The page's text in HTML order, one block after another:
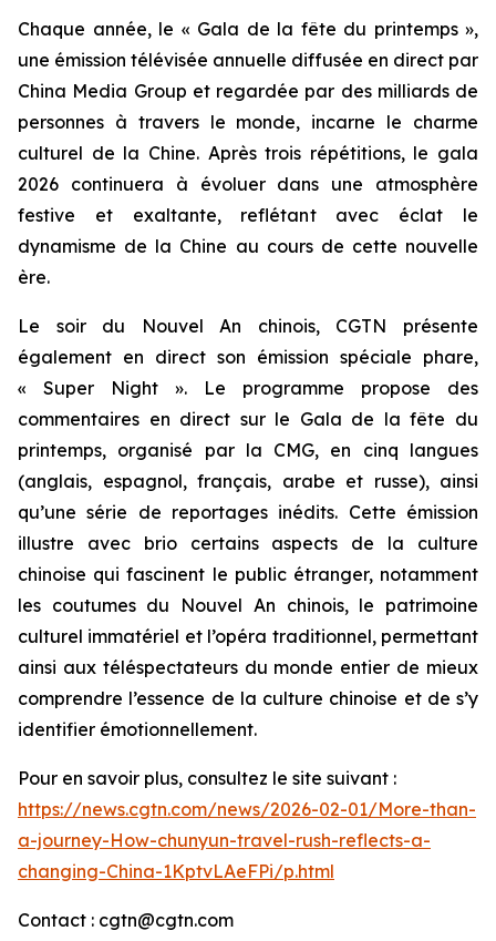
Chaque année, le « Gala de la fête du printemps »,
une émission télévisée annuelle diffusée en direct par
China Media Group et regardée par des milliards de
personnes à travers le monde, incarne le charme
culturel de la Chine. Après trois répétitions, le gala
2026 continuera à évoluer dans une atmosphère
festive et exaltante, reflétant avec éclat le
dynamisme de la Chine au cours de cette nouvelle
ère.
Le soir du Nouvel An chinois, CGTN présente
également en direct son émission spéciale phare,
« Super Night ». Le programme propose des
commentaires en direct sur le Gala de la fête du
printemps, organisé par la CMG, en cinq langues
(anglais, espagnol, français, arabe et russe), ainsi
qu’une série de reportages inédits. Cette émission
illustre avec brio certains aspects de la culture
chinoise qui fascinent le public étranger, notamment
les coutumes du Nouvel An chinois, le patrimoine
culturel immatériel et l’opéra traditionnel, permettant
ainsi aux téléspectateurs du monde entier de mieux
comprendre l’essence de la culture chinoise et de s’y
identifier émotionnellement.
Pour en savoir plus, consultez le site suivant :
https://news.cgtn.com/news/2026-02-01/More-than-
a-journey-How-chunyun-travel-rush-reflects-a-
changing-China-1KptvLAeFPi/p.html
Contact : cgtn@cgtn.com